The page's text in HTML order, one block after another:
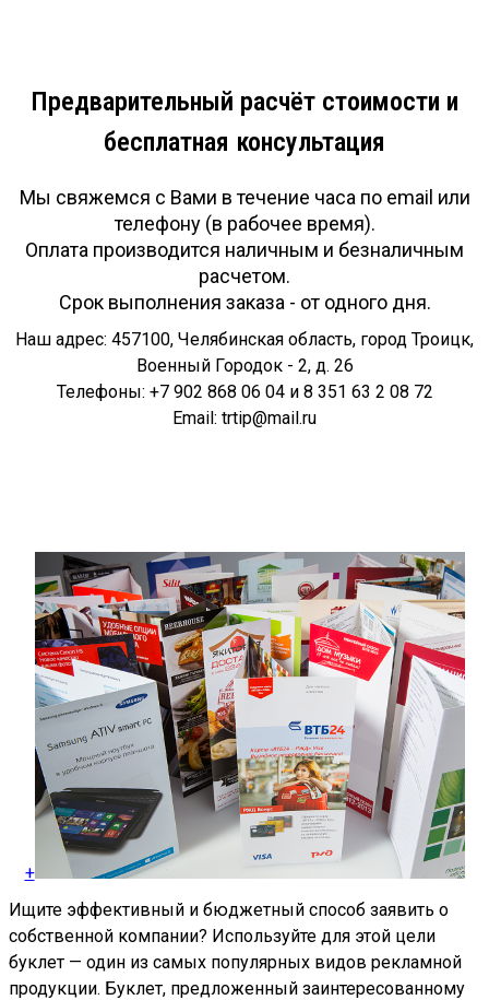
Предварительный расчёт стоимости и
бесплатная консультация
Мы свяжемся с Вами в течение часа по email или
телефону (в рабочее время).
Оплата производится наличным и безналичным
расчетом.
Срок выполнения заказа - от одного дня.
Наш адрес: 457100, Челябинская область, город Троицк,
Военный Городок - 2, д. 26
Телефоны: +7 902 868 06 04 и 8 351 63 2 08 72
Email: trtip@mail.ru
+
Ищите эффективный и бюджетный способ заявить о
собственной компании? Используйте для этой цели
буклет — один из самых популярных видов рекламной
продукции. Буклет, предложенный заинтересованному